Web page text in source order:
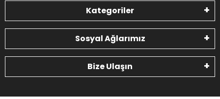
Kategoriler
Sosyal Ağlarımız
Bize Ulaşın